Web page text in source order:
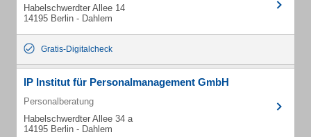
Habelschwerdter Allee 14
14195 Berlin - Dahlem
Gratis-Digitalcheck
IP Institut für Personalmanagement GmbH
Personalberatung
Habelschwerdter Allee 34 a
14195 Berlin - Dahlem